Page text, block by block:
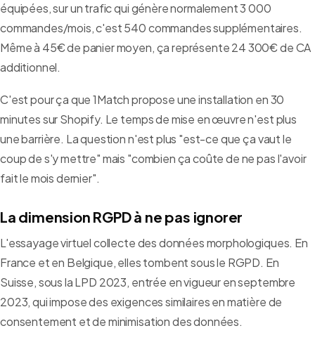
équipées, sur un trafic qui génère normalement 3 000
commandes/mois, c'est 540 commandes supplémentaires.
Même à 45€ de panier moyen, ça représente 24 300€ de CA
additionnel.
C'est pour ça que 1Match propose une installation en 30
minutes sur Shopify. Le temps de mise en œuvre n'est plus
une barrière. La question n'est plus "est-ce que ça vaut le
coup de s'y mettre" mais "combien ça coûte de ne pas l'avoir
fait le mois dernier".
La dimension RGPD à ne pas ignorer
L'essayage virtuel collecte des données morphologiques. En
France et en Belgique, elles tombent sous le RGPD. En
Suisse, sous la LPD 2023, entrée en vigueur en septembre
2023, qui impose des exigences similaires en matière de
consentement et de minimisation des données.